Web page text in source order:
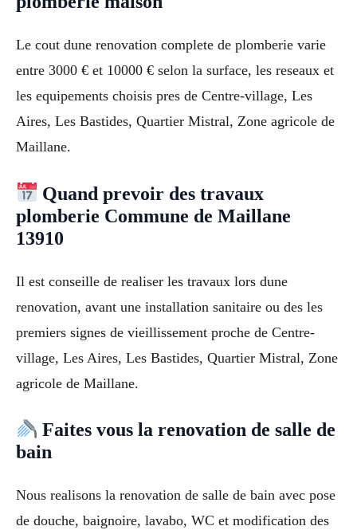
Le cout dune renovation complete de plomberie varie
entre 3000 € et 10000 € selon la surface, les reseaux et
les equipements choisis pres de Centre-village, Les
Aires, Les Bastides, Quartier Mistral, Zone agricole de
Maillane.
Quand prevoir des travaux
plomberie Commune de Maillane
13910
Il est conseille de realiser les travaux lors dune
renovation, avant une installation sanitaire ou des les
premiers signes de vieillissement proche de Centre-
village, Les Aires, Les Bastides, Quartier Mistral, Zone
agricole de Maillane.
Faites vous la renovation de salle de
bain
Nous realisons la renovation de salle de bain avec pose
de douche, baignoire, lavabo, WC et modification des